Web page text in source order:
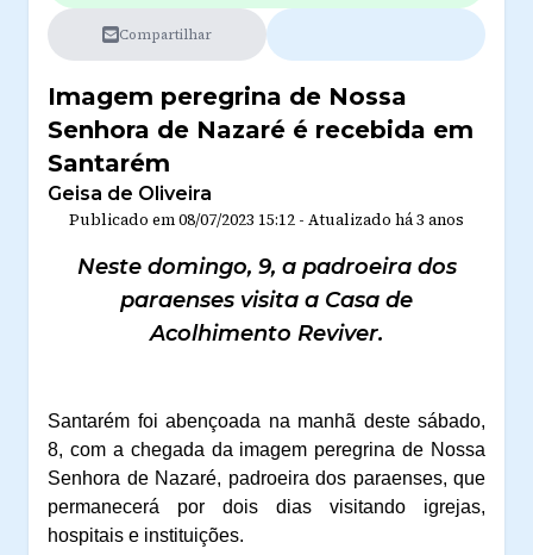
Compartilhar
Imagem peregrina de Nossa
Senhora de Nazaré é recebida em
Santarém
Geisa de Oliveira
Publicado em08/07/2023 15:12 - Atualizado há 3 anos
Neste domingo, 9, a padroeira dos
paraenses visita a Casa de
Acolhimento Reviver.
Santarém foi abençoada na manhã deste sábado,
8, com a chegada da imagem peregrina de Nossa
Senhora de Nazaré, padroeira dos paraenses, que
permanecerá por dois dias visitando igrejas,
hospitais e instituições.